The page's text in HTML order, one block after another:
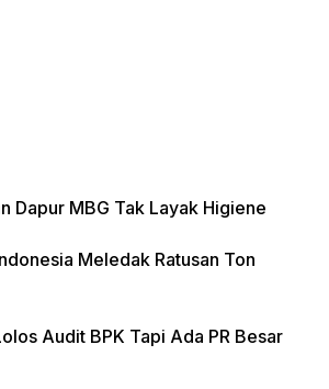
Dapur MBG Tak Layak Higiene
Meledak Ratusan Ton
Audit BPK Tapi Ada PR Besar